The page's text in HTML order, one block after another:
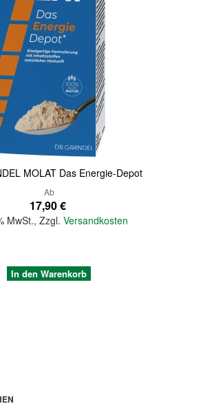
MOLAT Das Energie-Depot
Ab
17,90 €
MwSt., Zzgl. Versandkosten
In den Warenkorb